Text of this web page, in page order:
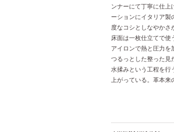
ンナーにて丁寧に仕上
ーションにイタリア製
度なコシとしなやかさ
床面は一枚仕立てで使
アイロンで熱と圧力を
つるっとした整った見
水揉みという工程を行
上がっている。革本来